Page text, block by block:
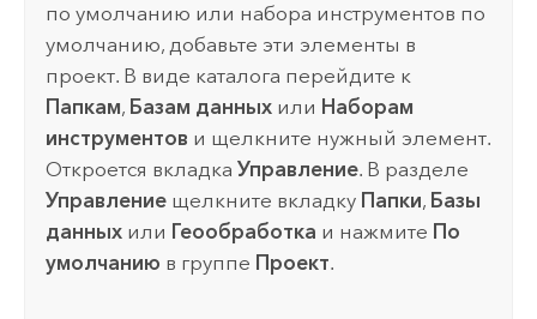
по умолчанию или набора инструментов по
умолчанию, добавьте эти элементы в
проект. В виде каталога перейдите к
Папкам, Базам данных или Наборам
инструментов и щелкните нужный элемент.
Откроется вкладкаУправление. В разделе
Управление щелкните вкладку Папки, Базы
данных или Геообработка и нажмите По
умолчанию в группе Проект.